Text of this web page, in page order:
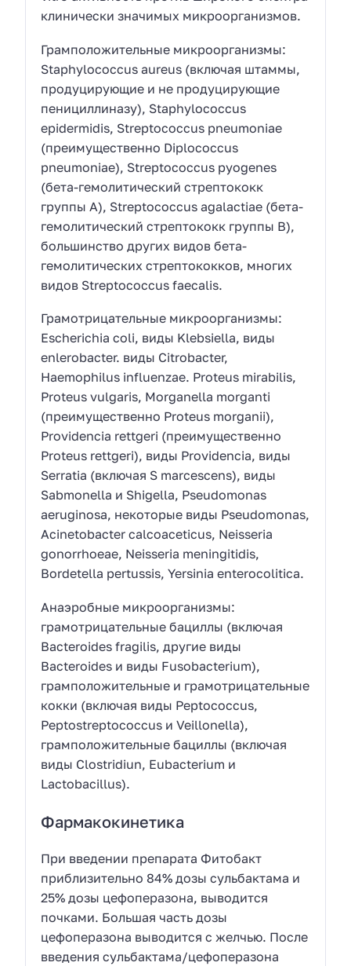
клинически значимых микроорганизмов.
Грамположительные микроорганизмы:
Staphylococcus aureus (включая штаммы,
продуцирующие и не продуцирующие
пенициллиназу), Staphylococcus
epidermidis, Streptococcus pneumoniae
(преимущественно Diplococcus
pneumoniae), Streptococcus pyogenes
(бета-гемолитический стрептококк
группы А), Streptococcus agalactiae (бета-
гемолитический стрептококк группы В),
большинство других видов бета-
гемолитических стрептококков, многих
видов Streptococcus faecalis.
Грамотрицательные микроорганизмы:
Esсherichia coli, виды Klebsiella, виды
enlerobacter. виды Citrobacter,
Haemophilus influenzae. Proteus mirabilis,
Proteus vulgaris, Morganella morganti
(преимущественно Proteus morganii),
Providencia rettgeri (преимущественно
Proteus rettgeri), виды Providencia, виды
Serratia (включая S marcescens), виды
Sabmonella и Shigella, Pseudomonas
aeruginosa, некоторые виды Pseudomonas,
Acinetobacter calcoaceticus, Neisseria
gonorrhoeae, Neisseria meningitidis,
Bordetella pertussis, Yersinia enterocolitica.
Анаэробные микроорганизмы:
грамотрицательные бациллы (включая
Bacteroides fragilis, другие виды
Bacteroides и виды Fusobacterium),
грамположительные и грамотрицательные
кокки (включая виды Peptococcus,
Peptostreptococcus и Veillonella),
грамположительные бациллы (включая
виды Clostridiun, Eubacterium и
Lactobacillus).
Фармакокинетика
При введении препарата Фитобакт
приблизительно 84% дозы сульбактама и
25% дозы цефоперазона, выводится
почками. Большая часть дозы
цефоперазона выводится с желчью. После
введения сульбактама/цефоперазона